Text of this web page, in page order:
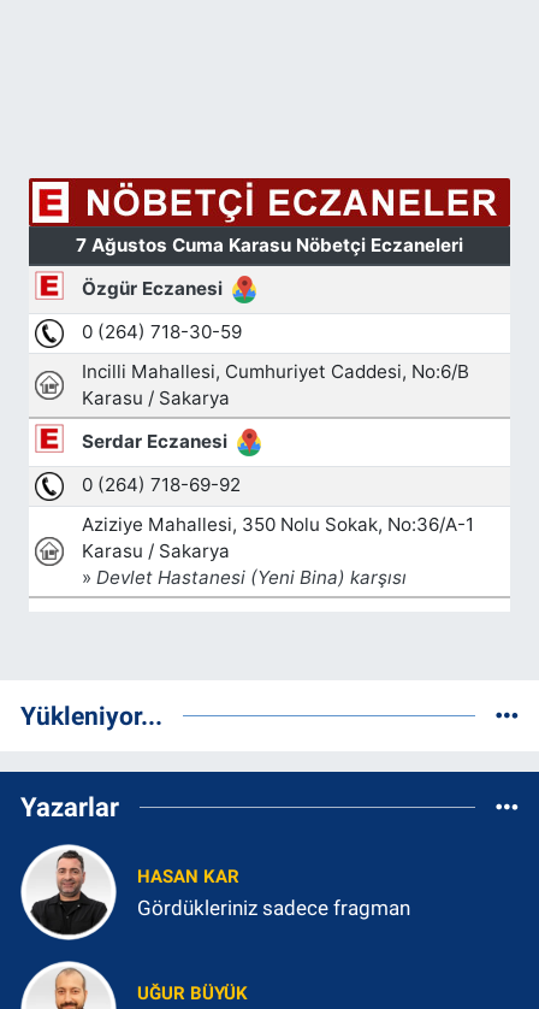
Yükleniyor...
Yazarlar
HASAN KAR
Gördükleriniz sadece fragman
UĞUR BÜYÜK